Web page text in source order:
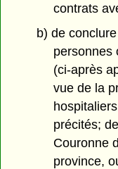
contrats
b) de
personnes
(ci-après
vue de la
précités;
Couronne
province,